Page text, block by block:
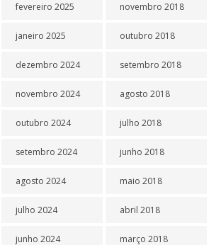
fevereiro 2025
janeiro 2025
dezembro 2024
novembro 2024
outubro 2024
setembro 2024
agosto 2024
julho 2024
junho 2024
novembro 2018
outubro 2018
setembro 2018
agosto 2018
julho 2018
junho 2018
maio 2018
abril 2018
março 2018